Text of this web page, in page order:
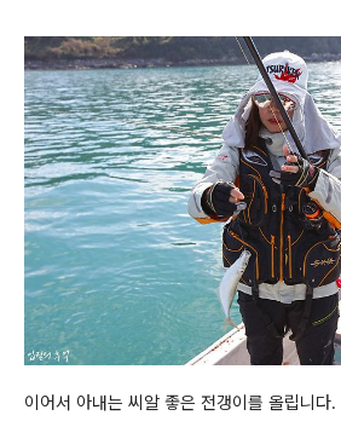
이어서 아내는 씨알 좋은 전갱이를 올립니다